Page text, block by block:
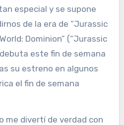
especial y se supone
de la era de “Jurassic
Dominion” (“Jurassic
este fin de semana
su estreno en algunos
el fin de semana